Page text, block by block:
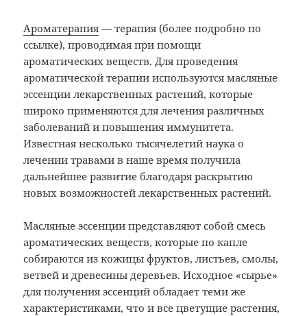
Ароматерапия — терапия (более подробно по
ссылке), проводимая при помощи
ароматических веществ. Для проведения
ароматической терапии используются масляные
эссенции лекарственных растений, которые
широко применяются для лечения различных
заболеваний и повышения иммунитета.
Известная несколько тысячелетий наука о
лечении травами в наше время получила
дальнейшее развитие благодаря раскрытию
новых возможностей лекарственных растений.
Масляные эссенции представляют собой смесь
ароматических веществ, которые по капле
собираются из кожицы фруктов, листьев, смолы,
ветвей и древесины деревьев. Исходное «сырье»
для получения эссенций обладает теми же
характеристиками, что и все цветущие растения,